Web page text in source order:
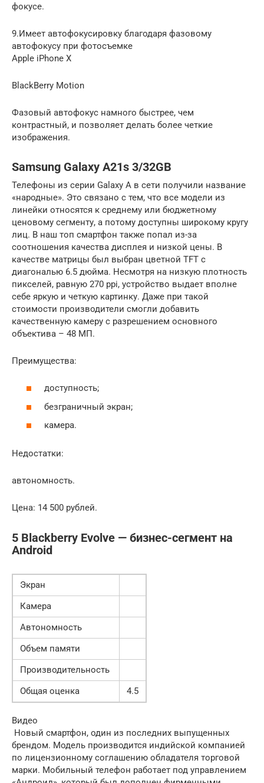
фокусе.
9.Имеет автофокусировку благодаря фазовому
автофокусу при фотосъемке
Apple iPhone X
BlackBerry Motion
Фазовый автофокус намного быстрее, чем
контрастный, и позволяет делать более четкие
изображения.
Samsung Galaxy A21s 3/32GB
Телефоны из серии Galaxy A в сети получили название
«народные». Это связано с тем, что все модели из
линейки относятся к среднему или бюджетному
ценовому сегменту, а потому доступны широкому кругу
лиц. В наш топ смартфон также попал из-за
соотношения качества дисплея и низкой цены. В
качестве матрицы был выбран цветной TFT с
диагональю 6.5 дюйма. Несмотря на низкую плотность
пикселей, равную 270 ppi, устройство выдает вполне
себе яркую и четкую картинку. Даже при такой
стоимости производители смогли добавить
качественную камеру с разрешением основного
объектива – 48 МП.
Преимущества:
доступность;
безграничный экран;
камера.
Недостатки:
автономность.
Цена: 14 500 рублей.
5 Blackberry Evolve — бизнес-сегмент на
Android
Экран
Камера
Автономность
Объем памяти
Производительность
Общая оценка
4.5
Видео
Новый смартфон, один из последних выпущенных
брендом. Модель производится индийской компанией
по лицензионному соглашению обладателя торговой
марки. Мобильный телефон работает под управлением